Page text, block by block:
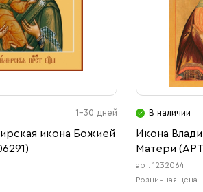
1-30 дней
икона Божией
В наличии
Икона
Матери
арт. 1232064
Розничная цена